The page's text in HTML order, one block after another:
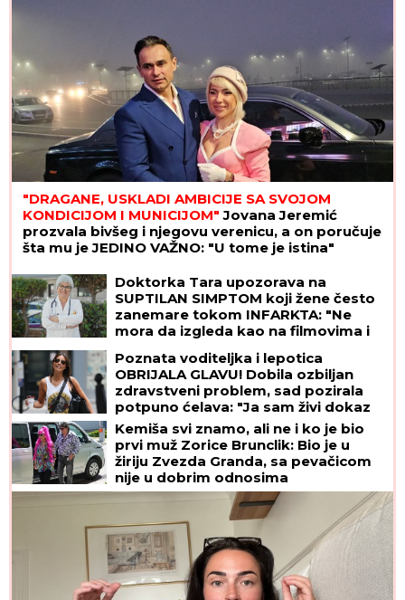
"DRAGANE, USKLADI AMBICIJE SA SVOJOM
KONDICIJOM I MUNICIJOM" Jovana Jeremić
prozvala bivšeg i njegovu verenicu, a on poručuje
šta mu je JEDINO VAŽNO: "U tome je istina"
Doktorka Tara upozorava na
SUPTILAN SIMPTOM koji žene često
zanemare tokom INFARKTA: "Ne
mora da izgleda kao na filmovima i
Poznata voditeljka i lepotica
OBRIJALA GLAVU! Dobila ozbiljan
zdravstveni problem, sad pozirala
potpuno ćelava: "Ja sam živi dokaz
da možemo da prevaziđemo svaku
traumu"
Kemiša svi znamo, ali ne i ko je bio
prvi muž Zorice Brunclik: Bio je u
žiriju Zvezda Granda, sa pevačicom
nije u dobrim odnosima